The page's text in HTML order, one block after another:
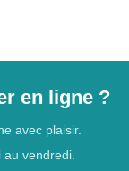
en ligne ?
avec plaisir.
vendredi.